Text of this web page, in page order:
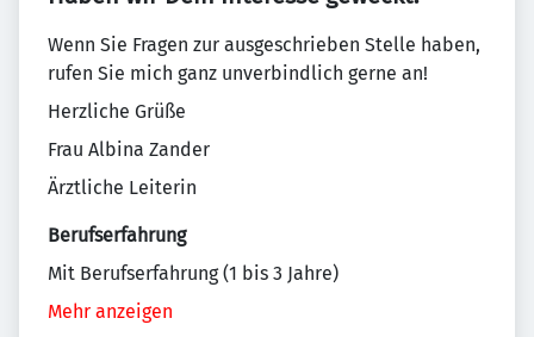
Wenn Sie Fragen zur ausgeschrieben Stelle haben,
rufen Sie mich ganz unverbindlich gerne an!
Herzliche Grüße
Frau Albina Zander
Ärztliche Leiterin
Berufserfahrung
Mit Berufserfahrung (1 bis 3 Jahre)
Mehr anzeigen